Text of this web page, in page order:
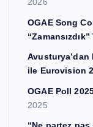
OGAE Song
Avusturya’dan
ile Eurovision
OGAE Poll
2025